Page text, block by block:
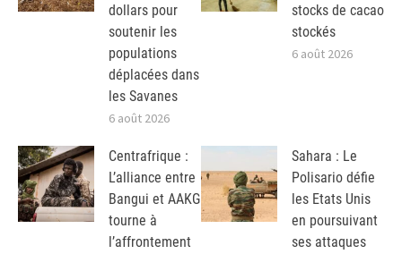
dollars pour
soutenir les
populations
déplacées dans
les Savanes
6 août 2026
stocks de cacao
stockés
6 août 2026
Centrafrique :
L’alliance entre
Bangui et AAKG
tourne à
l’affrontement
Sahara : Le
Polisario défie
les Etats Unis
en poursuivant
ses attaques